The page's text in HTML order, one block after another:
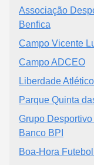
Associação
Benfica
Campo Vicente
Campo ADCEO
Liberdade
Parque Quinta
Grupo
Banco BPI
Boa-Hora